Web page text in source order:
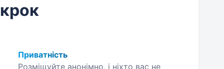
Приватність
Розміщуйте анонімно, і ніхто вас не